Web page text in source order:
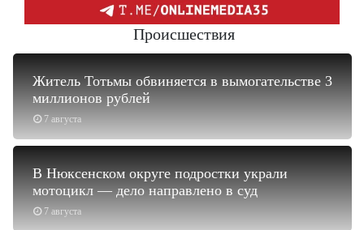
Происшествия
7 августа
Житель Тотьмы обвиняется в вымогательстве 3
миллионов рублей
7 августа
В Нюксенском округе подростки украли
мотоцикл — дело направлено в суд